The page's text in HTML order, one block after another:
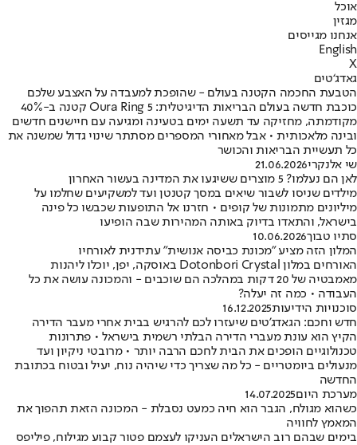
אוכל
מגזין
אנחנו מגייסים
English
X
גאדג‘טים
הטבעת החכמה הקטנה בעולם - שהופכת למעבדה על האצבע שלכם
כוכבת חדשה בעולם הבריאות הדיגיטלית: Oura Ring 5 קטנה ב-40%
מקודמתה, מחזיקה עד תשעה ימים בטעינה ומגיעה עם חיישנים חדשים
ובינה מלאכותית • אבל מאחורי המספרים מסתתר שינוי גדול שמשנה את
כל תעשיית הבריאות והכושר
שי אלנקרי21.06.2026
לאן הם נעלמו? 5 מוצרים ששיגעו את המדינה בעשור האחרון
מילדים שניסו לשבור שיאים במסך קטנטן ועד למשקיעים שחלמו על
מיליונים מתמונות של קופים • חזרנו אל התופעות שכבשו כל פינה
בישראל, והתאדו בדיוק באותה המהירות שבה הופיעו
סתיו טבוך10.06.2026
המלון הזה מציע "מכונת כביסה אנושית" עתידנית לאורחיו
האורחים במלון Dotonbori Crystal באוסקה, יפן, יוכלו ליהנות
מאמבטיה של 20 דקות במהלכה הם שוכבים - והמכונה עושה את כל
העבודה • כמה זה יעלה?
סוכנויות הידיעות16.12.2025
חדש וחכם: הגאדג'טים שיעזרו לכם להרגיש בבית אחרי מעבר הדירה
הקיץ הוא עונת מעברי הדירה הבלתי רשמית בישראל • פתרונות
טכנולוגיים הופכים את הבית לחכם הרבה יותר • מרובטי ניקיון ועד
מנעולים ביומטריים - כל מה שצריך כדי שיהיה נוח, יעיל ובטוח בכתובת
החדשה
מערכת היום14.07.2025
כשהוא מגולח, הגבר הוא חיה כמעט נסבלת - המכונה הזאת תהפוך את
המאמץ לחוויה
בימים שבהם רוב הישראלים העניקו לעצמם פטור קבוע מגילוח, פיליפס